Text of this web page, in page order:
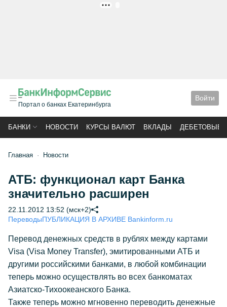
Портал о банках Екатеринбурга
Войти
БАНКИ НОВОСТИ КУРСЫ ВАЛЮТ ВКЛАДЫ ДЕБЕТОВЫЕ
Главная Новости
АТБ: функционал карт Банка
значительно расширен
22.11.2012 13:52 (мск+2)
ПереводыПУБЛИКАЦИЯ В АРХИВЕ Bankinform.ru
Перевод денежных средств в рублях между картами
Visa (Visa Money Transfer), эмитированными АТБ и
другими российскими банками, в любой комбинации
теперь можно осуществлять во всех банкоматах
Азиатско-Тихоокеанского Банка.
Также теперь можно мгновенно переводить денежные